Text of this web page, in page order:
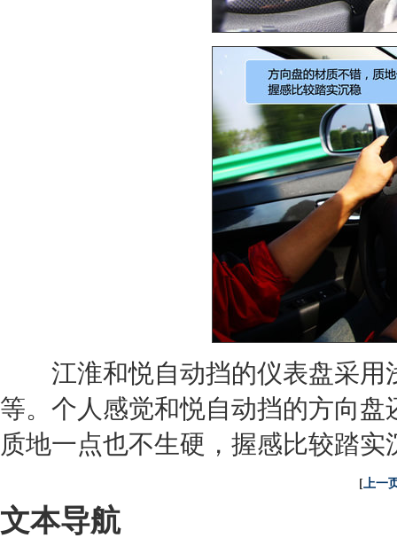
江淮和悦自动挡的仪表盘采用
等。个人感觉和悦自动挡的方向
质地一点也不生硬，握感比较踏实
[上一
文本导航